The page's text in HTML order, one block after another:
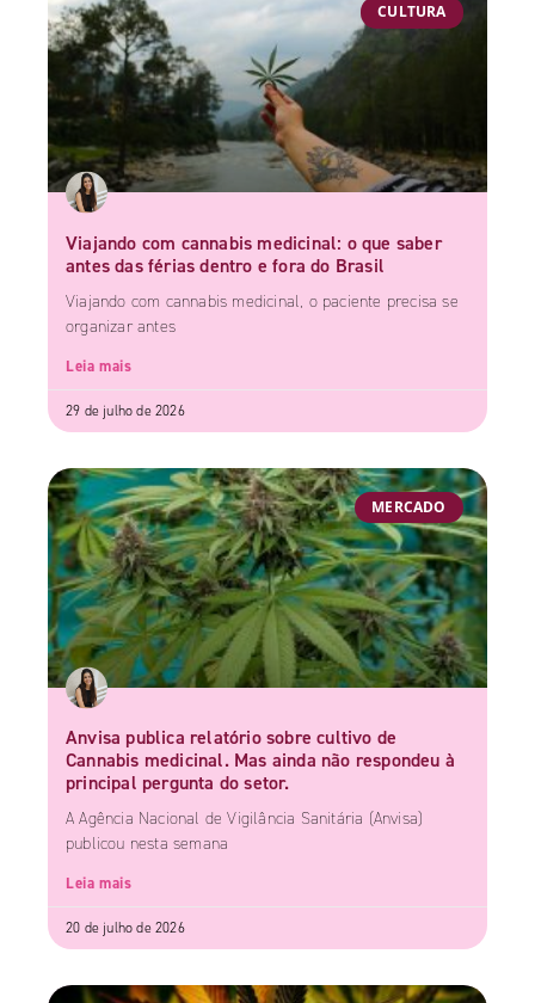
CULTURA
Viajando com cannabis medicinal: o que saber
antes das férias dentro e fora do Brasil
Viajando com cannabis medicinal, o paciente precisa se
organizar antes
Leia mais
29 de julho de 2026
MERCADO
Anvisa publica relatório sobre cultivo de
Cannabis medicinal. Mas ainda não respondeu à
principal pergunta do setor.
A Agência Nacional de Vigilância Sanitária (Anvisa)
publicou nesta semana
Leia mais
20 de julho de 2026